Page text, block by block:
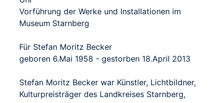
Vorführung der Werke und Installationen im
Museum Starnberg
Für Stefan Moritz Becker
geboren 6.Mai 1958 - gestorben 18.April 2013
Stefan Moritz Becker war Künstler, Lichtbildner,
Kulturpreisträger des Landkreises Starnberg,